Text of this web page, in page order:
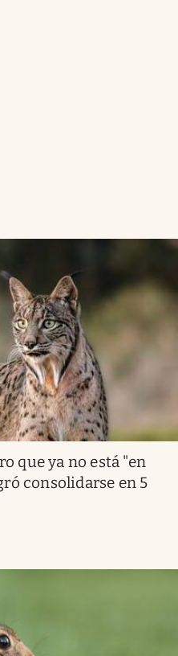
que ya no está "en
consolidarse en 5